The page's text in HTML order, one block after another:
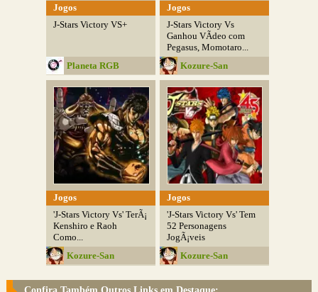
Jogos
J-Stars Victory VS+
Planeta RGB
Jogos
J-Stars Victory Vs
Ganhou VÃ­deo com
Pegasus, Momotaro...
Kozure-San
Jogos
'J-Stars Victory Vs' TerÃ¡
Kenshiro e Raoh
Como...
Kozure-San
Jogos
'J-Stars Victory Vs' Tem
52 Personagens
JogÃ¡veis
Kozure-San